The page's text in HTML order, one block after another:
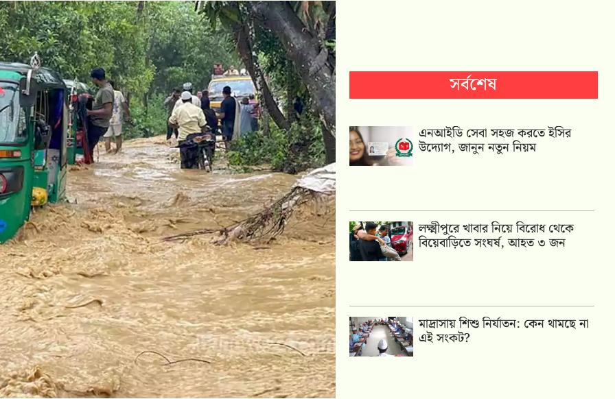
সর্বশেষ
এনআইডি সেবা সহজ করতে ইসির
উদ্যোগ, জানুন নতুন নিয়ম
লক্ষ্মীপুরে খাবার নিয়ে বিরোধ থেকে
বিয়েবাড়িতে সংঘর্ষ, আহত ৩ জন
মাদ্রাসায় শিশু নির্যাতন: কেন থামছে না
এই সংকট?